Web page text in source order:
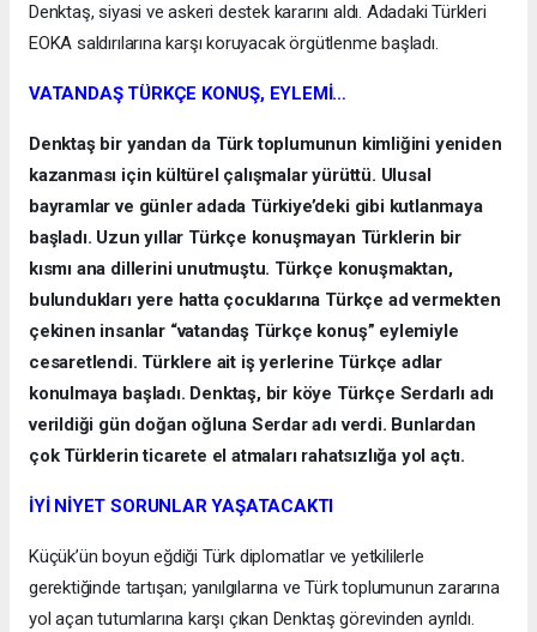
Denktaş, siyasi ve askeri destek kararını aldı. Adadaki Türkleri
EOKA saldırılarına karşı koruyacak örgütlenme başladı.
VATANDAŞ TÜRKÇE KONUŞ, EYLEMİ…
Denktaş bir yandan da Türk toplumunun kimliğini yeniden
kazanması için kültürel çalışmalar yürüttü. Ulusal
bayramlar ve günler adada Türkiye’deki gibi kutlanmaya
başladı. Uzun yıllar Türkçe konuşmayan Türklerin bir
kısmı ana dillerini unutmuştu. Türkçe konuşmaktan,
bulundukları yere hatta çocuklarına Türkçe ad vermekten
çekinen insanlar “vatandaş Türkçe konuş” eylemiyle
cesaretlendi. Türklere ait iş yerlerine Türkçe adlar
konulmaya başladı. Denktaş, bir köye Türkçe Serdarlı adı
verildiği gün doğan oğluna Serdar adı verdi. Bunlardan
çok Türklerin ticarete el atmaları rahatsızlığa yol açtı.
İYİ NİYET SORUNLAR YAŞATACAKTI
Küçük’ün boyun eğdiği Türk diplomatlar ve yetkililerle
gerektiğinde tartışan; yanılgılarına ve Türk toplumunun zararına
yol açan tutumlarına karşı çıkan Denktaş görevinden ayrıldı.